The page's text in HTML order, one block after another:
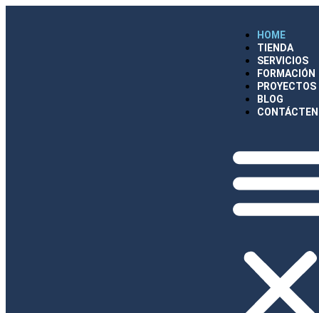
HOME
TIENDA
SERVICIOS
FORMACIÓN
PROYECTOS
BLOG